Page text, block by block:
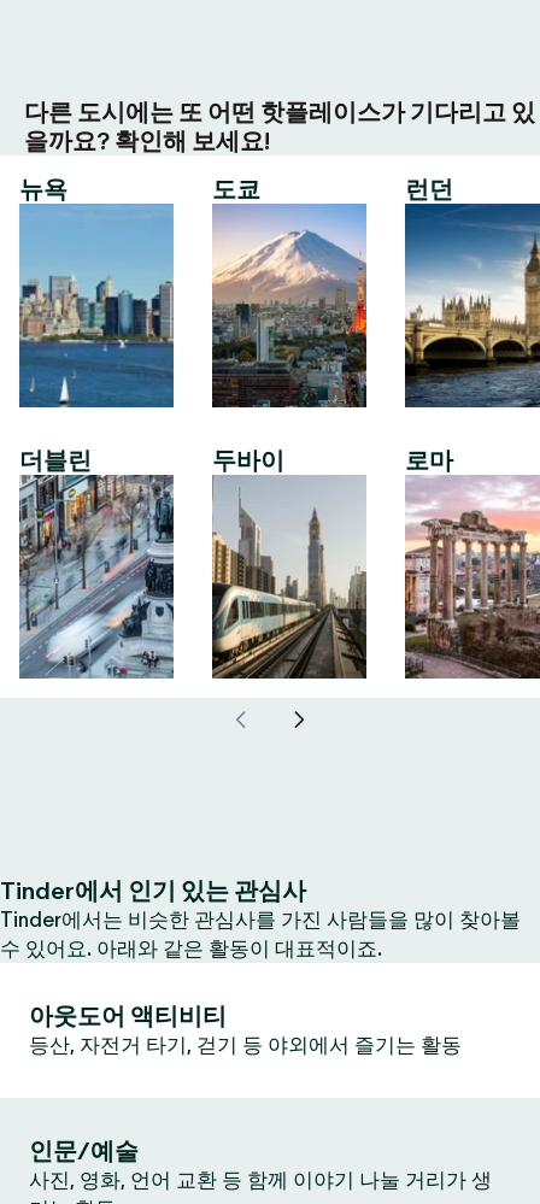
다른 도시에는 또 어떤 핫플레이스가 기다리고 있
을까요? 확인해 보세요!
뉴욕
더블린
도쿄
두바이
런던
로마
Tinder에서 인기 있는 관심사
Tinder에서는 비슷한 관심사를 가진 사람들을 많이 찾아볼
수 있어요. 아래와 같은 활동이 대표적이죠.
아웃도어 액티비티
등산, 자전거 타기, 걷기 등 야외에서 즐기는 활동
인문/예술
사진, 영화, 언어 교환 등 함께 이야기 나눌 거리가 생